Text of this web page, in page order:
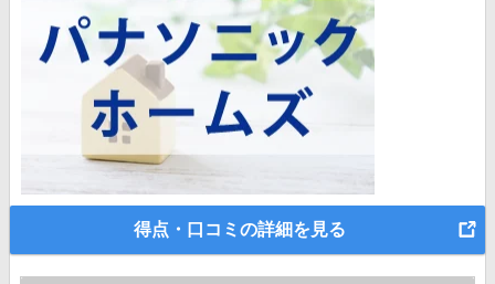
得点・口コミの詳細を見る